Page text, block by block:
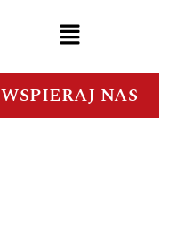
WSPIERAJ NAS